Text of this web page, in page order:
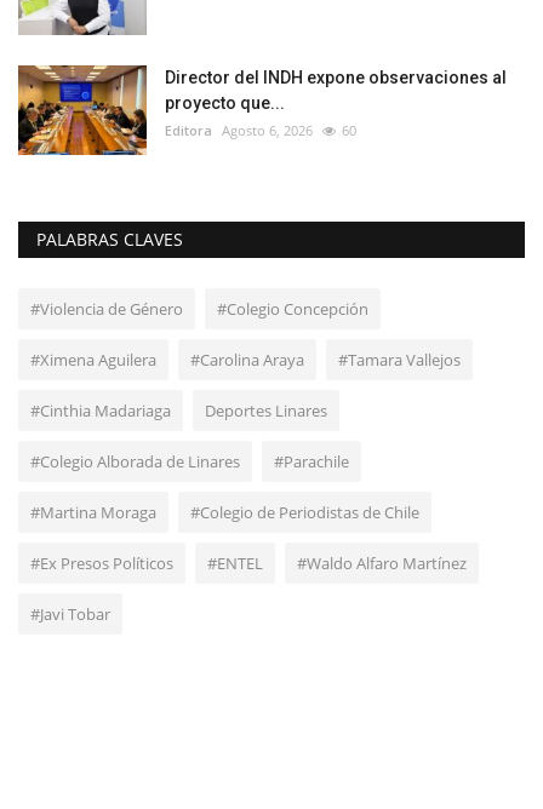
Director del INDH expone observaciones al
proyecto que...
Editora Agosto 6, 2026 60
PALABRAS CLAVES
#Violencia de Género #Colegio Concepción
#Ximena Aguilera #Carolina Araya #Tamara Vallejos
#Cinthia Madariaga Deportes Linares
#Colegio Alborada de Linares #Parachile
#Martina Moraga #Colegio de Periodistas de Chile
#Ex Presos Políticos #ENTEL #Waldo Alfaro Martínez
#Javi Tobar